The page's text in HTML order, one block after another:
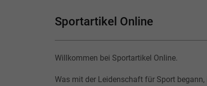
Sportartikel Online
Willkommen bei Sportartikel Online.
Was mit der Leidenschaft für Sport